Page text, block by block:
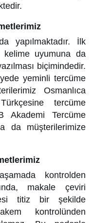
yapılmaktadır. İlk
kelime uyumuna da
biçimindedir.
yeminli tercüme
Osmanlıca
tercüme
Akademi Tercüme
da müşterilerimize
kontrolden
makale çeviri
titiz bir şekilde
kontrolünden